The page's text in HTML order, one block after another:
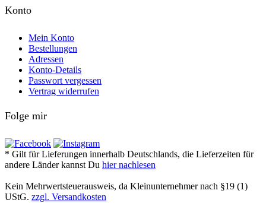
Konto
Mein Konto
Bestellungen
Adressen
Konto-Details
Passwort vergessen
Vertrag widerrufen
Folge mir
* Gilt für Lieferungen innerhalb Deutschlands, die Lieferzeiten für
andere Länder kannst Du hier nachlesen
Kein Mehrwertsteuerausweis, da Kleinunternehmer nach §19 (1)
UStG. zzgl. Versandkosten